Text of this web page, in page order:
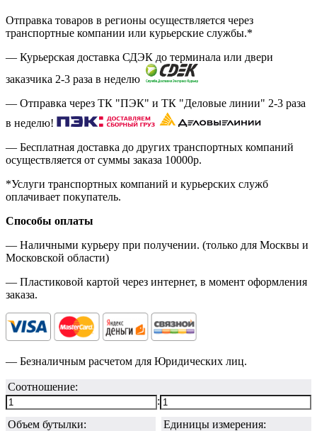
Отправка товаров в регионы осуществляется через
транспортные компании или курьерские службы.*
— Курьерская доставка СДЭК до терминала или двери
заказчика 2-3 раза в неделю
— Отправка через ТК "ПЭК" и ТК "Деловые линии" 2-3 раза
в неделю!
— Бесплатная доставка до других транспортных компаний
осуществляется от суммы заказа 10000р.
*Услуги транспортных компаний и курьерских служб
оплачивает покупатель.
Способы оплаты
— Наличными курьеру при получении. (только для Москвы и
Московской области)
— Пластиковой картой через интернет, в момент оформления
заказа.
— Безналичным расчетом для Юридических лиц.
Соотношение:
:
Объем бутылки:
Единицы измерения: